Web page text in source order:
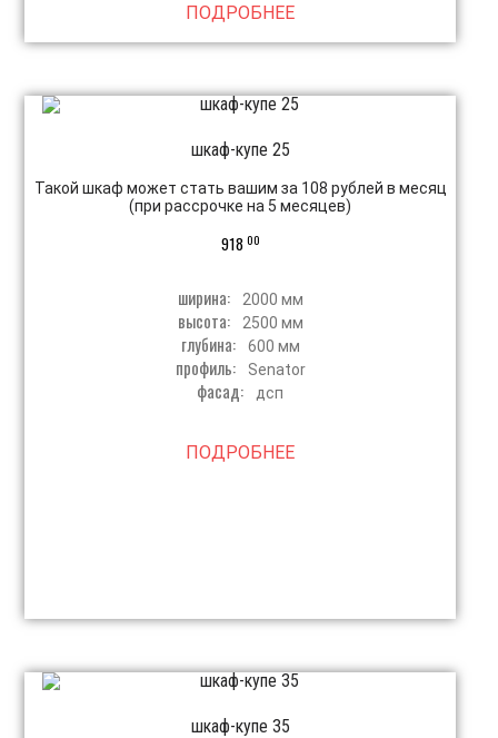
ПОДРОБНЕЕ
шкаф-купе 25
Такой шкаф может стать вашим за 108 рублей в месяц
(при рассрочке на 5 месяцев)
918 00
ширина: 2000 мм
высота: 2500 мм
глубина: 600 мм
профиль: Senator
фасад: дсп
ПОДРОБНЕЕ
шкаф-купе 35